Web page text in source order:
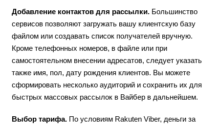
Добавление контактов для рассылки. Большинство
сервисов позволяют загружать вашу клиентскую базу
файлом или создавать список получателей вручную.
Кроме телефонных номеров, в файле или при
самостоятельном внесении адресатов, следует указать
также имя, пол, дату рождения клиентов. Вы можете
сформировать несколько аудиторий и сохранить их для
быстрых массовых рассылок в Вайбер в дальнейшем.
Выбор тарифа. По условиям Rakuten Viber, деньги за